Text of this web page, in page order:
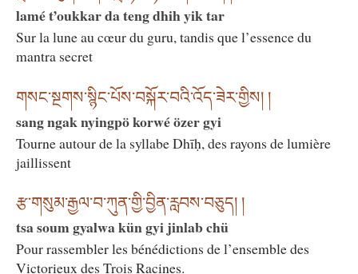
lamé t’oukkar da teng dhih yik tar
Sur la lune au cœur du guru, tandis que l’essence du
mantra secret
གསང་སྔགས་སྙིང་པོས་བསྐོར་བའི་འོད་ཟེར་གྱིས། །
sang ngak nyingpö korwé özer gyi
Tourne autour de la syllabe Dhīḥ, des rayons de lumière
jaillissent
རྩ་གསུམ་རྒྱལ་བ་ཀུན་གྱི་བྱིན་རླབས་བཅུད། །
tsa soum gyalwa kün gyi jinlab chü
Pour rassembler les bénédictions de l’ensemble des
Victorieux des Trois Racines.